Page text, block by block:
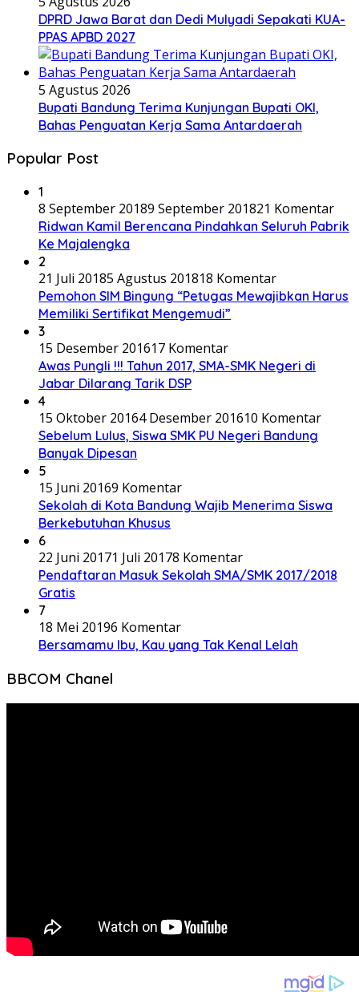
DPRD Jawa Barat dan Dedi Mulyadi Sepakati KUA-
PPAS APBD 2027
5 Agustus 2026
Bupati Bandung Terima Kunjungan Bupati OKI,
Bahas Penguatan Kerja Sama Antardaerah
Popular Post
1
8 September 20189 September 201821 Komentar
Ridwan Kamil Berencana Pindahkan Seluruh Pabrik
Ke Majalengka
2
21 Juli 20185 Agustus 201818 Komentar
Pemohon SIM Bingung “Petugas Mewajibkan Harus
Memiliki Sertifikat Mengemudi”
3
15 Desember 201617 Komentar
Awas Pungli !!! Tahun 2017, SMA-SMK Negeri di
Jabar Dilarang Tarik DSP
4
15 Oktober 20164 Desember 201610 Komentar
Sebelum Lulus, Siswa SMK PU Negeri Bandung
Banyak Dipesan
5
15 Juni 20169 Komentar
Sekolah di Kota Bandung Wajib Menerima Siswa
Berkebutuhan Khusus
6
22 Juni 20171 Juli 20178 Komentar
Pendaftaran Masuk Sekolah SMA/SMK 2017/2018
Gratis
7
18 Mei 20196 Komentar
Bersamamu Ibu, Kau yang Tak Kenal Lelah
BBCOM Chanel